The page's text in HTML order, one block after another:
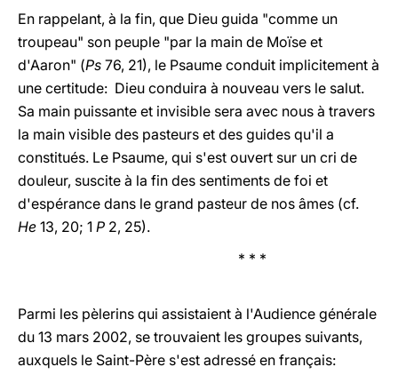
En rappelant, à la fin, que Dieu guida "comme un
troupeau" son peuple "par la main de Moïse et
d'Aaron" (Ps 76, 21), le Psaume conduit implicitement à
une certitude: Dieu conduira à nouveau vers le salut.
Sa main puissante et invisible sera avec nous à travers
la main visible des pasteurs et des guides qu'il a
constitués. Le Psaume, qui s'est ouvert sur un cri de
douleur, suscite à la fin des sentiments de foi et
d'espérance dans le grand pasteur de nos âmes (cf.
He 13, 20; 1 P 2, 25).
* * *
Parmi les pèlerins qui assistaient à l'Audience générale
du 13 mars 2002, se trouvaient les groupes suivants,
auxquels le Saint-Père s'est adressé en français: